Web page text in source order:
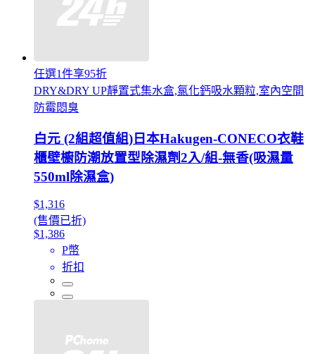
任選1件享95折
DRY&DRY UP靜置式集水盒,氯化鈣吸水顆粒,室內空間
防霉悶臭
白元 (2組超值組)日本Hakugen-CONECO衣鞋
櫃壁櫥防潮放置型除濕劑2入/組-無香(吸濕量
550ml除濕盒)
$1,316
(售價已折)
$1,386
P幣
折扣